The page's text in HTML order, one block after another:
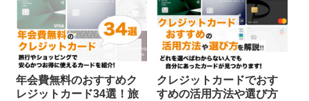
年会費無料のおすすめク
レジットカード34選！旅
クレジットカードでおす
すめの活用方法や選び方